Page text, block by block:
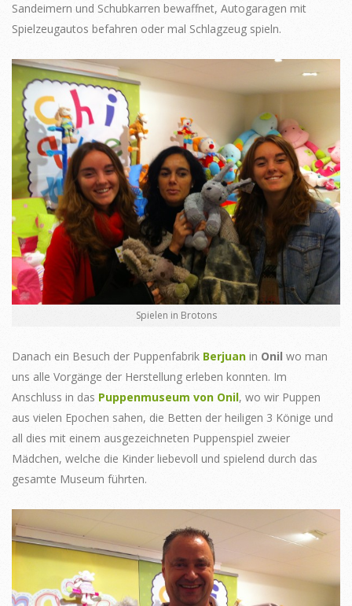
Sandeimern und Schubkarren bewaffnet, Autogaragen mit
Spielzeugautos befahren oder mal Schlagzeug spieln.
Spielen in Brotons
Danach ein Besuch der Puppenfabrik Berjuan in Onil wo man
uns alle Vorgänge der Herstellung erleben konnten. Im
Anschluss in das Puppenmuseum von Onil, wo wir Puppen
aus vielen Epochen sahen, die Betten der heiligen 3 Könige und
all dies mit einem ausgezeichneten Puppenspiel zweier
Mädchen, welche die Kinder liebevoll und spielend durch das
gesamte Museum führten.